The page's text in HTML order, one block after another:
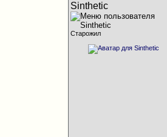
Sinthetic
Старожил